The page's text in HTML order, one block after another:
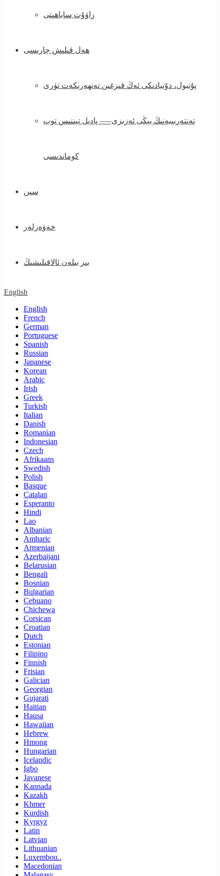
زاۋۇت ساياھىتى
ھەل قىلىش چارىسى
پۇتبول، دۇنيادىكى ئەڭ قىزغىن تەنھەرىكەت تۈرى
تەنتەربىيەنىڭ يېڭى ئەزىزى—– پادېل تېننىس توپ
كوماندىسى
سىن
خەۋەرلەر
بىز بىلەن ئالاقىلىشىڭ
English
English
French
German
Portuguese
Spanish
Russian
Japanese
Korean
Arabic
Irish
Greek
Turkish
Italian
Danish
Romanian
Indonesian
Czech
Afrikaans
Swedish
Polish
Basque
Catalan
Esperanto
Hindi
Lao
Albanian
Amharic
Armenian
Azerbaijani
Belarusian
Bengali
Bosnian
Bulgarian
Cebuano
Chichewa
Corsican
Croatian
Dutch
Estonian
Filipino
Finnish
Frisian
Galician
Georgian
Gujarati
Haitian
Hausa
Hawaiian
Hebrew
Hmong
Hungarian
Icelandic
Igbo
Javanese
Kannada
Kazakh
Khmer
Kurdish
Kyrgyz
Latin
Latvian
Lithuanian
Luxembou..
Macedonian